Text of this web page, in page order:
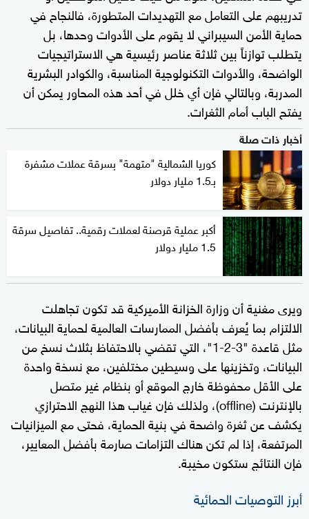
تدريبهم على التعامل مع التهديدات المتطورة، فالنجاح في
حماية الأمن السيبراني لا يقوم على الأدوات وحدها، بل
يتطلب توازناً بين ثلاثة عناصر رئيسية هي الاستراتيجيات
الواضحة، والأدوات التكنولوجية المناسبة، والكوادر البشرية
المدربة، وبالتالي فإن أي خلل في أحد هذه المحاور يمكن أن
يفتح الباب أمام الثغرات.
أخبار ذات صلة
كوريا الشمالية "متهمة" بسرقة عملات مشفرة
بـ1.5 مليار دولار
أكبر عملية قرصنة لعملات رقمية.. تفاصيل سرقة
1.5 مليار دولار
ويرى مغنية أن وزارة الخزانة الأميركية قد تكون تجاهلت
الالتزام بما يُعرف بأفضل الممارسات العالمية لحماية البيانات،
مثل قاعدة "3-2-1"، التي تقضي بالاحتفاظ بثلاث نسخ من
البيانات، وتخزينها على وسيطين مختلفين، مع نسخة واحدة
على الأقل محفوظة خارج الموقع أو بنظام غير متصل
بالإنترنت (offline)، ولذلك فإن غياب هذا النهج الاحترازي
يكشف عن ثغرة واضحة في بنية الحماية، فحتى مع الميزانيات
المرتفعة، إذا لم تكن هناك التزامات صارمة بأفضل المعايير،
فإن النتائج ستكون مخيبة.
أبرز التوصيات الحمائية